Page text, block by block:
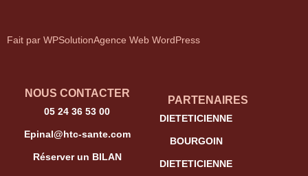
Fait par WPSolutionAgence Web WordPress
NOUS CONTACTER
05 24 36 53 00
Epinal@htc-sante.com
Réserver un BILAN
PARTENAIRES
DIETETICIENNE
BOURGOIN
DIETETICIENNE